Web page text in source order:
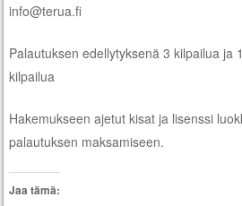
info@terua.fi
Palautuksen edellytyksenä 3 kilpailua ja
kilpailua
Hakemukseen ajetut kisat ja lisenssi
palautuksen maksamiseen.
Jaa tämä: